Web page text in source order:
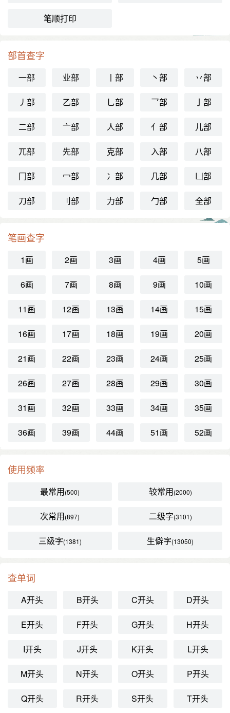
笔顺打印
部首查字
一部 业部 丨部 丶部 丷部
丿部 乙部 乚部 乛部 亅部
二部 亠部 人部 亻部 儿部
兀部 先部 克部 入部 八部
冂部 冖部 冫部 几部 凵部
刀部 刂部 力部 勹部 全部
笔画查字
1画 2画 3画 4画 5画
6画 7画 8画 9画 10画
11画 12画 13画 14画 15画
16画 17画 18画 19画 20画
21画 22画 23画 24画 25画
26画 27画 28画 29画 30画
31画 32画 33画 34画 35画
36画 39画 44画 51画 52画
使用频率
最常用(500) 较常用(2000)
次常用(897) 二级字(3101)
三级字(1381) 生僻字(13050)
查单词
A开头 B开头 C开头 D开头
E开头 F开头 G开头 H开头
I开头 J开头 K开头 L开头
M开头 N开头 O开头 P开头
Q开头 R开头 S开头 T开头